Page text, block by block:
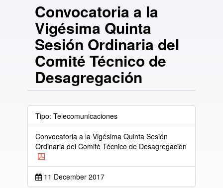
Convocatoria a la
Vigésima Quinta
Sesión Ordinaria del
Comité Técnico de
Desagregación
Tipo: Telecomunicaciones
Convocatoria a la Vigésima Quinta Sesión
Ordinaria del Comité Técnico de Desagregación
11 December 2017